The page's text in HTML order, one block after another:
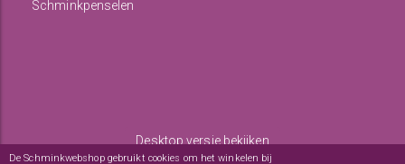
Schminkpenselen
Desktop versie bekijken
De Schminkwebshop gebruikt cookies om het winkelen bij